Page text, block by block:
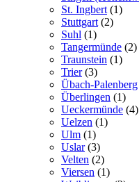
St. Ingbert (1)
Stuttgart (2)
Suhl (1)
Tangermünde (2)
Traunstein (1)
Trier(3)
Übach-Palenberg
Überlingen (1)
Ueckermünde (4)
Uelzen (1)
Ulm (1)
Uslar(3)
Velten (2)
Viersen (1)